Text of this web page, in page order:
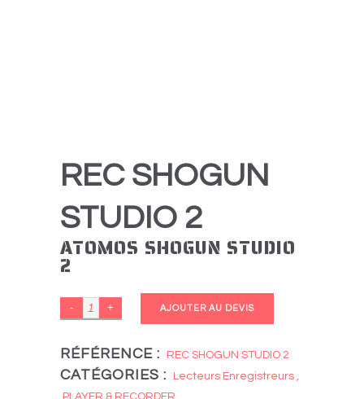
REC SHOGUN
STUDIO 2
ATOMOS SHOGUN STUDIO
2
ATOMOS
STUDIO
2
AJOUTER AU DEVIS
RÉFÉRENCE : REC SHOGUN STUDIO 2
CATÉGORIES : Lecteurs Enregistreurs ,
PLAYER & RECORDER